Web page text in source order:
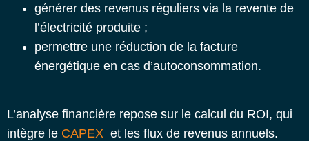
générer des revenus réguliers via la revente de
l’électricité produite ;
permettre une réduction de la facture
énergétique en cas d’autoconsommation.
L’analyse financière repose sur le calcul du ROI, qui
intègre le CAPEX et les flux de revenus annuels.